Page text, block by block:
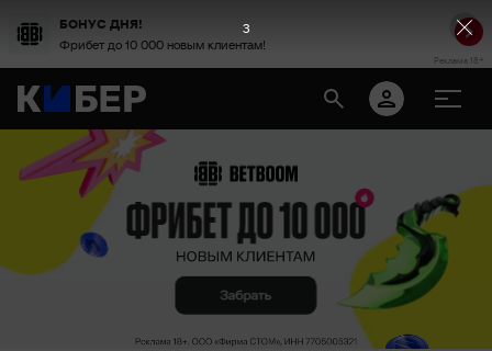
БОНУС ДНЯ!
Фрибет до 10 000 новым клиентам!
Реклама 18+
3